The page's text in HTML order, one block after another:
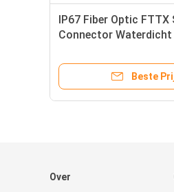
IP67 Fiber Optic
Connector
Beste
Over